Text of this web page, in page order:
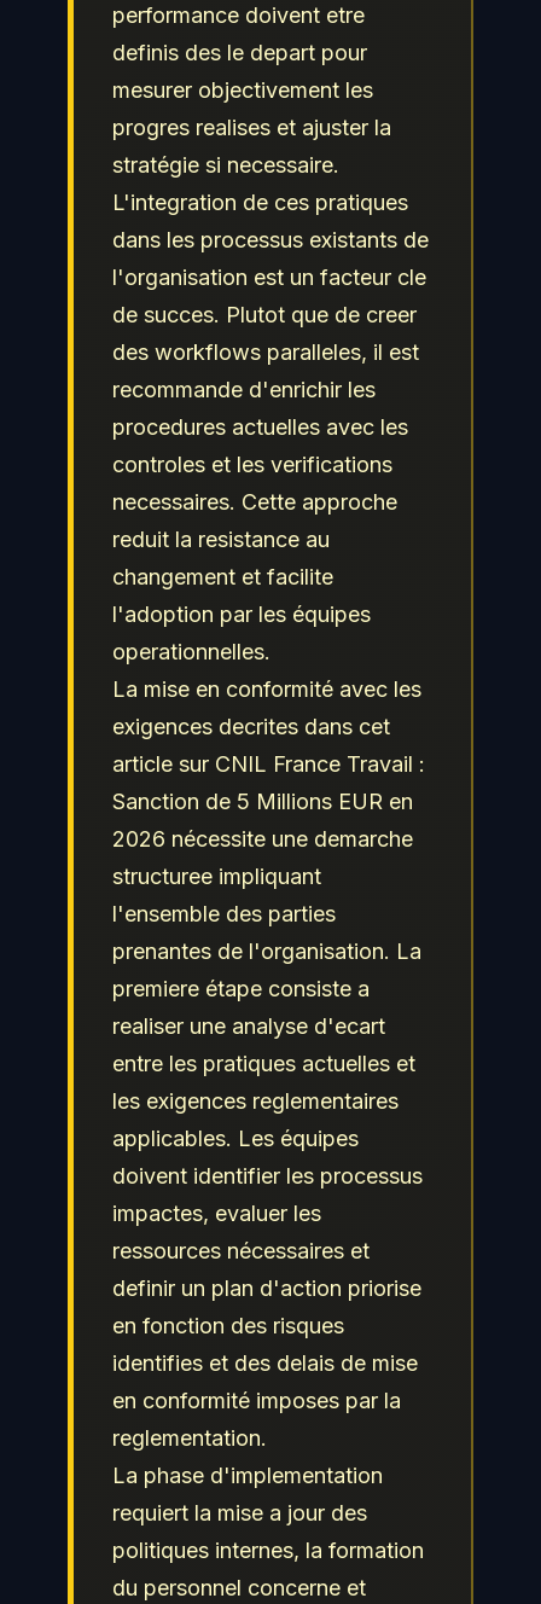
performance doivent etre
definis des le depart pour
mesurer objectivement les
progres realises et ajuster la
stratégie si necessaire.
L'integration de ces pratiques
dans les processus existants de
l'organisation est un facteur cle
de succes. Plutot que de creer
des workflows paralleles, il est
recommande d'enrichir les
procedures actuelles avec les
controles et les verifications
necessaires. Cette approche
reduit la resistance au
changement et facilite
l'adoption par les équipes
operationnelles.
La mise en conformité avec les
exigences decrites dans cet
article sur CNIL France Travail :
Sanction de 5 Millions EUR en
2026 nécessite une demarche
structuree impliquant
l'ensemble des parties
prenantes de l'organisation. La
premiere étape consiste a
realiser une analyse d'ecart
entre les pratiques actuelles et
les exigences reglementaires
applicables. Les équipes
doivent identifier les processus
impactes, evaluer les
ressources nécessaires et
definir un plan d'action priorise
en fonction des risques
identifies et des delais de mise
en conformité imposes par la
reglementation.
La phase d'implementation
requiert la mise a jour des
politiques internes, la formation
du personnel concerne et